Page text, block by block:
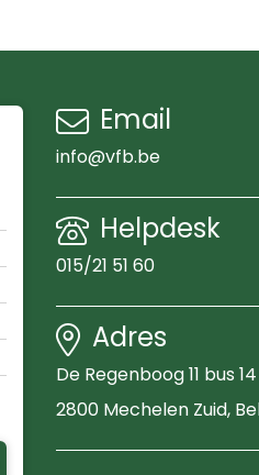
Email
info@vfb.be
Helpdesk
015/21 51 60
Adres
De Regenboog 11 bus 14
2800 Mechelen Zuid,